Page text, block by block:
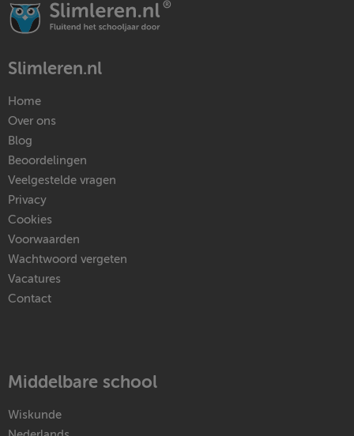
Slimleren.nl
Home
Over ons
Blog
Beoordelingen
Veelgestelde vragen
Privacy
Cookies
Voorwaarden
Wachtwoord vergeten
Vacatures
Contact
Middelbare school
Wiskunde